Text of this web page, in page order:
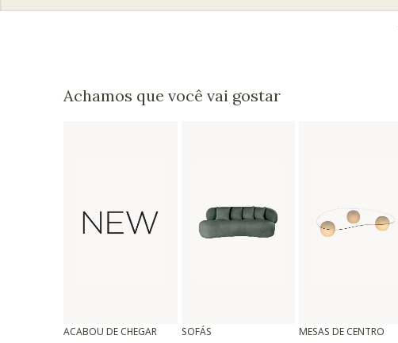
Achamos que você vai gostar
ACABOU DE CHEGAR SOFÁS MESAS DE CENTRO